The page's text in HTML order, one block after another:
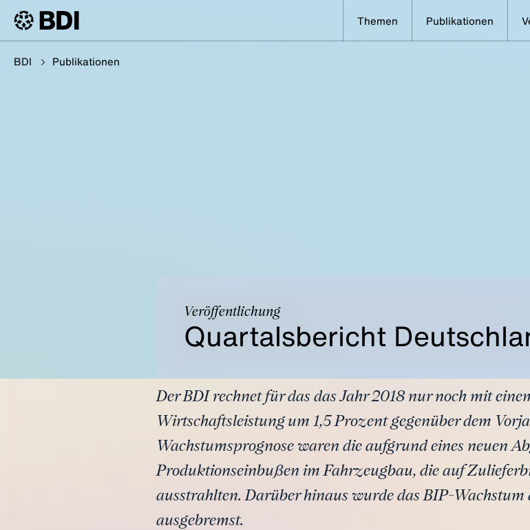
Themen Publikationen
BDI Publikationen
Veröffentlichung
Quartalsbericht
Der BDI rechnet für das das Jahr 2018 nur noch mit
Wirtschaftsleistung um 1,5 Prozent gegenüber dem
Wachstumsprognose waren die aufgrund eines neuen
Produktionseinbußen im Fahrzeugbau, die auf
ausstrahlten. Darüber hinaus wurde das BIP-
ausgebremst.